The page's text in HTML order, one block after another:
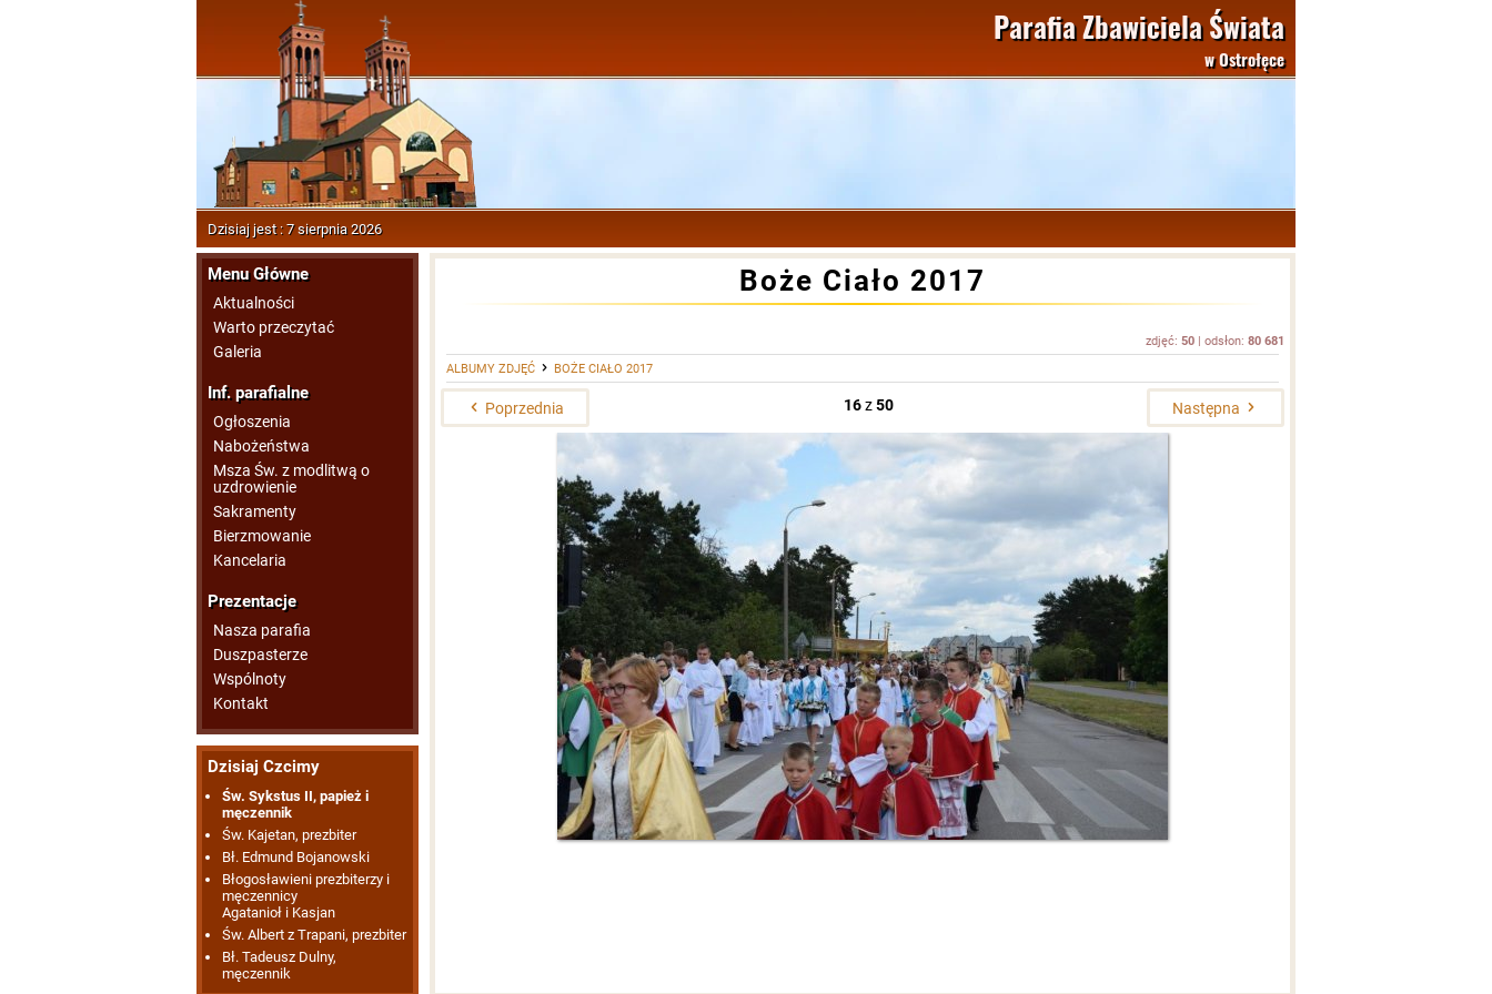
Dzisiaj jest : 7 sierpnia 2026
Parafia Zbawiciela Świata
w Ostrołęce
Menu Główne
Aktualności
Warto przeczytać
Galeria
Inf. parafialne
Ogłoszenia
Nabożeństwa
Msza Św. z modlitwą o
uzdrowienie
Sakramenty
Bierzmowanie
Kancelaria
Prezentacje
Nasza parafia
Duszpasterze
Wspólnoty
Kontakt
Dzisiaj Czcimy
Św. Sykstus II, papież i
męczennik
Św. Kajetan, prezbiter
Bł. Edmund Bojanowski
Błogosławieni prezbiterzy i
męczennicy
Agatanioł i Kasjan
Św. Albert z Trapani, prezbiter
Bł. Tadeusz Dulny,
męczennik
Boże Ciało 2017
zdjęć: 50 | odsłon: 80 681
ALBUMY ZDJĘĆ
BOŻE CIAŁO 2017
Poprzednia 16z50 Następna